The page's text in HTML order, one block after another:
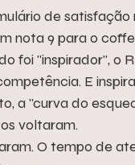
de
nota 9 para o
foi "inspirador", o
E
a "curva do
voltaram.
O tempo de